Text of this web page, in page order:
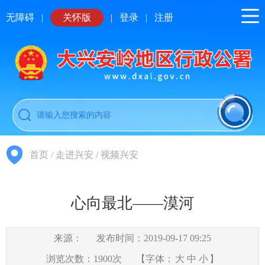
无障碍 | 关怀版 | 登录 | 注册
首页 / 走进兴安 /视频兴安
心向最北——漠河
来源： 发布时间：2019-09-17 09:25
浏览次数： 1900次 【字体： 大 中 小 】